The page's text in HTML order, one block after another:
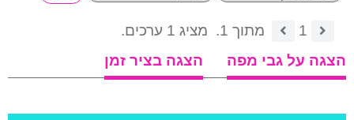
1 מתוך 1.
מציג 1 ערכים.
הצגה על גבי מפה
הצגה בציר זמן